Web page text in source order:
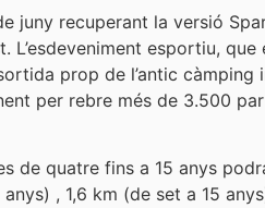
juny recuperant la versió
esportiu,
prop de l’antic
per rebre més de 3.500
de quatre fins a 15 anys
, 1,6 km (de set a 15